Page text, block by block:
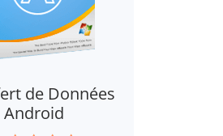
de Données
Android